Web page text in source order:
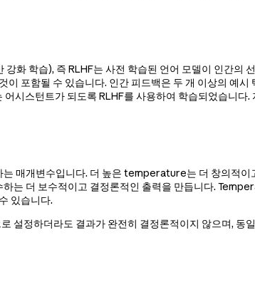
학습), 즉 RLHF는 사전 학습된 언어 모델이 인간의
포함될 수 있습니다. 인간 피드백은 두 개 이상의 예
시스턴트가 되도록 RLHF를 사용하여 학습되었습니다.
매개변수입니다. 더 높은 temperature는 더 창의적이
는 더 보수적이고 결정론적인 출력을 만듭니다.
있습니다.
설정하더라도 결과가 완전히 결정론적이지 않으며,